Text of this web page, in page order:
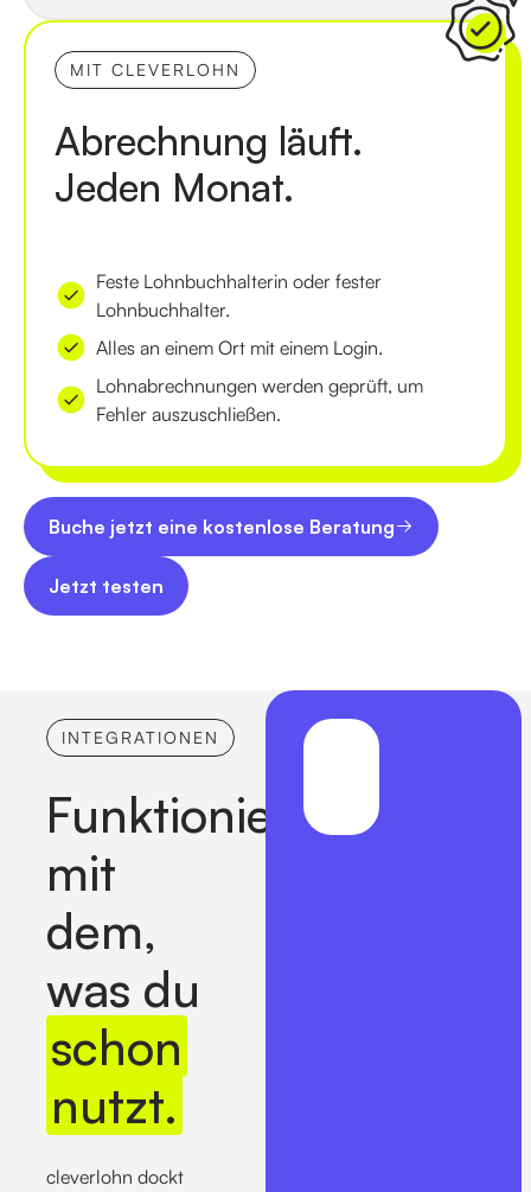
MIT CLEVERLOHN
Abrechnung läuft.
Jeden Monat.
Feste Lohnbuchhalterin oder fester
Lohnbuchhalter.
Alles an einem Ort mit einem Login.
Lohnabrechnungen werden geprüft, um
Fehler auszuschließen.
Buche jetzt eine kostenlose Beratung
Buche jetzt eine kostenlose Beratung
Jetzt testen
Jetzt testen
INTEGRATIONEN
Funktioniert
mit
dem,
was du
schon
nutzt.
cleverlohn dockt